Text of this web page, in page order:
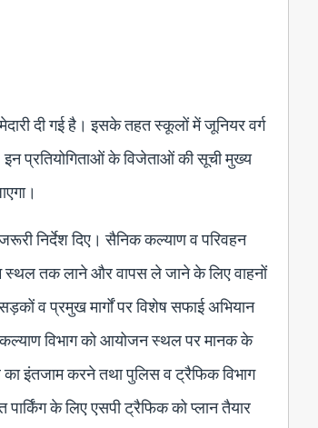
दी गई है। इसके तहत स्कूलों में जूनियर वर्ग
इन प्रतियोगिताओं के विजेताओं की सूची मुख्य
निर्देश दिए। सैनिक कल्याण व परिवहन
स्थल तक लाने और वापस ले जाने के लिए वाहनों
व प्रमुख मार्गों पर विशेष सफाई अभियान
कल्याण विभाग को आयोजन स्थल पर मानक के
इंतजाम करने तथा पुलिस व ट्रैफिक विभाग
के लिए एसपी ट्रैफिक को प्लान तैयार